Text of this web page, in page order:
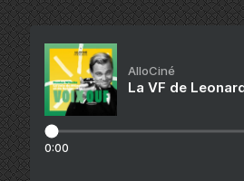
AlloCiné
La VF de
0:00